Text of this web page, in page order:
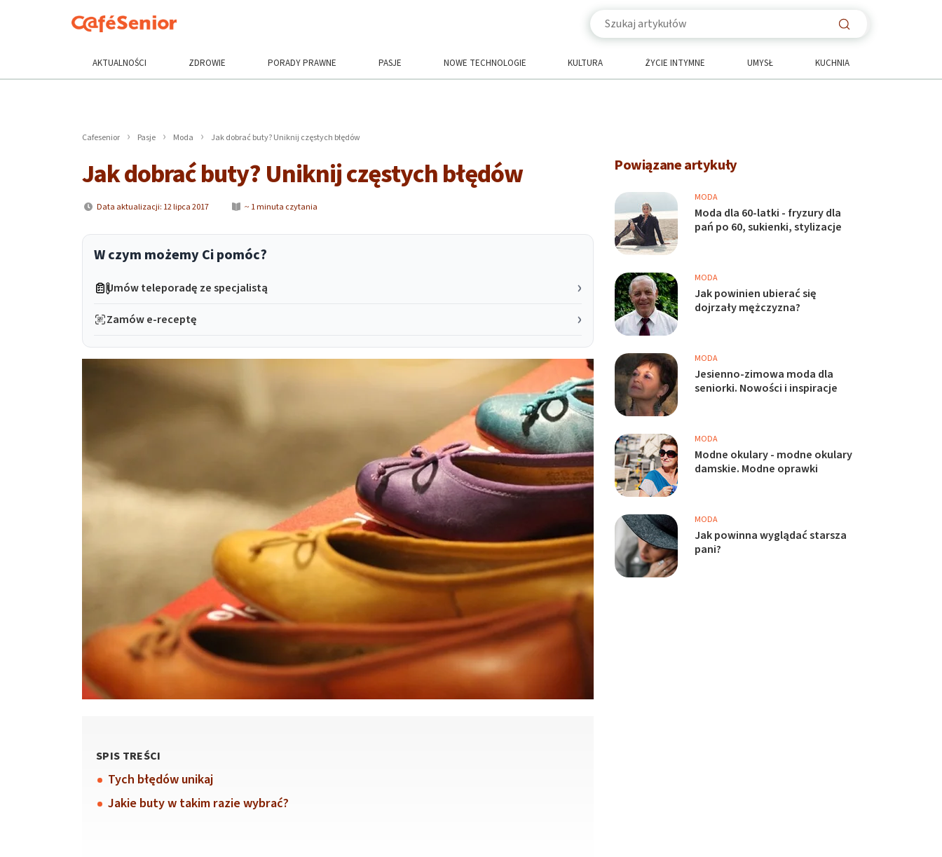
AKTUALNOŚCI ZDROWIE PORADY PRAWNE PASJE NOWE TECHNOLOGIE KULTURA ŻYCIE INTYMNE UMYSŁ KUCHNIA
Cafesenior Pasje Moda Jak dobrać buty? Uniknij częstych błędów
Jak dobrać buty? Uniknij częstych błędów
Data aktualizacji: 12 lipca 2017 ~ 1 minuta czytania
W czym możemy Ci pomóc?
Umów teleporadę ze specjalistą
Zamów e-receptę
SPIS TREŚCI
Tych błędów unikaj
Jakie buty w takim razie wybrać?
Powiązane artykuły
MODA
Moda dla 60-latki - fryzury dla
pań po 60, sukienki, stylizacje
MODA
Jak powinien ubierać się
dojrzały mężczyzna?
MODA
Jesienno-zimowa moda dla
seniorki. Nowości i inspiracje
MODA
Modne okulary - modne okulary
damskie. Modne oprawki
MODA
Jak powinna wyglądać starsza
pani?